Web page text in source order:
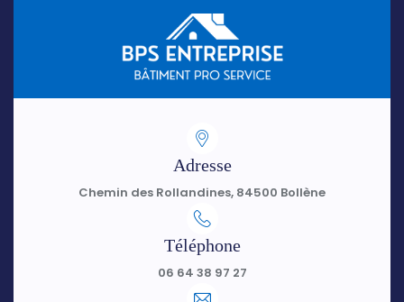
Adresse
Chemin des Rollandines, 84500 Bollène
Téléphone
06 64 38 97 27